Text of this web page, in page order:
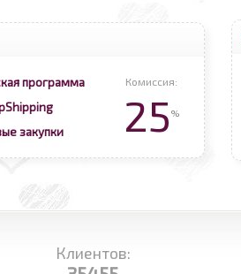
программа Комиссия:
25 %
закупки
Клиентов: